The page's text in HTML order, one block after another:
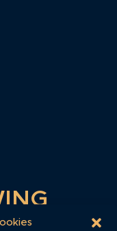
zaslání